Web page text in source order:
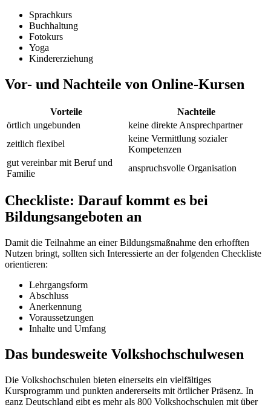
Sprachkurs
Buchhaltung
Fotokurs
Yoga
Kindererziehung
Vor- und Nachteile von Online-Kursen
Vorteile
Nachteile
örtlich ungebunden
keine direkte Ansprechpartner
zeitlich flexibel
keine Vermittlung sozialer
Kompetenzen
gut vereinbar mit Beruf und
Familie
anspruchsvolle Organisation
Checkliste: Darauf kommt es bei
Bildungsangeboten an
Damit die Teilnahme an einer Bildungsmaßnahme den erhofften
Nutzen bringt, sollten sich Interessierte an der folgenden Checkliste
orientieren:
Lehrgangsform
Abschluss
Anerkennung
Voraussetzungen
Inhalte und Umfang
Das bundesweite Volkshochschulwesen
Die Volkshochschulen bieten einerseits ein vielfältiges
Kursprogramm und punkten andererseits mit örtlicher Präsenz. In
ganz Deutschland gibt es mehr als 800 Volkshochschulen mit über